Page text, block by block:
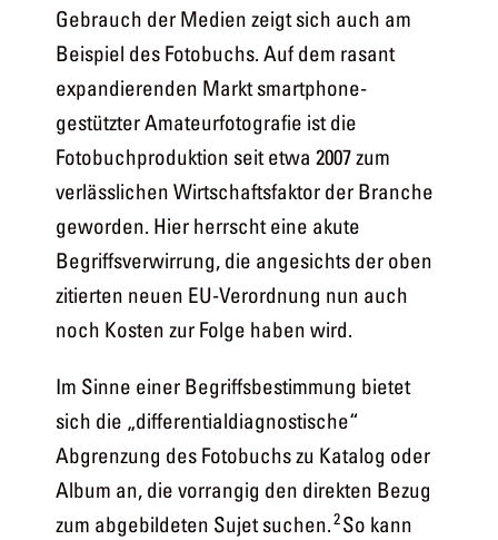
Gebrauch der Medien zeigt sich auch am
Beispiel des Fotobuchs. Auf dem rasant
expandierenden Markt smartphone-
gestützter Amateurfotografie ist die
Fotobuchproduktion seit etwa 2007 zum
verlässlichen Wirtschaftsfaktor der Branche
geworden. Hier herrscht eine akute
Begriffsverwirrung, die angesichts der oben
zitierten neuen EU-Verordnung nun auch
noch Kosten zur Folge haben wird.
Im Sinne einer Begriffsbestimmung bietet
sich die „differentialdiagnostische“
Abgrenzung des Fotobuchs zu Katalog oder
Album an, die vorrangig den direkten Bezug
zum abgebildeten Sujet suchen.2So kann